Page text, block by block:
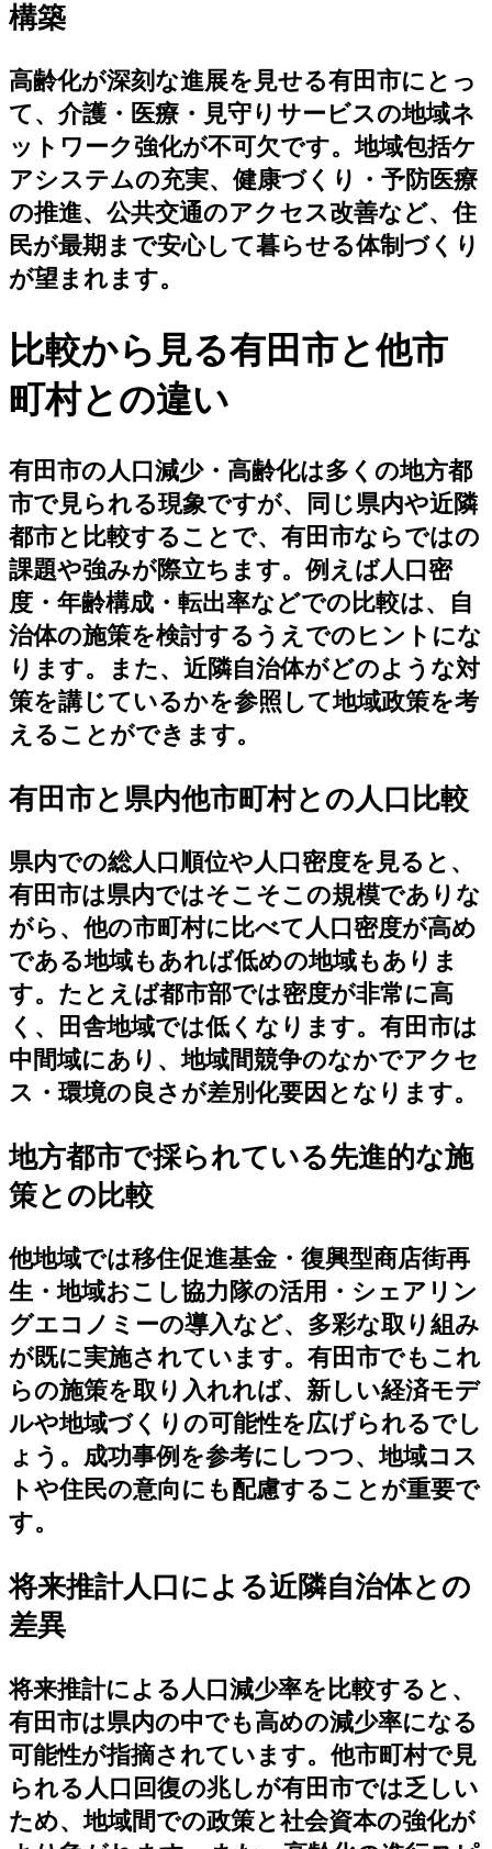
構築
高齢化が深刻な進展を見せる有田市にとっ
て、介護・医療・見守りサービスの地域ネ
ットワーク強化が不可欠です。地域包括ケ
アシステムの充実、健康づくり・予防医療
の推進、公共交通のアクセス改善など、住
民が最期まで安心して暮らせる体制づくり
が望まれます。
比較から見る有田市と他市
町村との違い
有田市の人口減少・高齢化は多くの地方都
市で見られる現象ですが、同じ県内や近隣
都市と比較することで、有田市ならではの
課題や強みが際立ちます。例えば人口密
度・年齢構成・転出率などでの比較は、自
治体の施策を検討するうえでのヒントにな
ります。また、近隣自治体がどのような対
策を講じているかを参照して地域政策を考
えることができます。
有田市と県内他市町村との人口比較
県内での総人口順位や人口密度を見ると、
有田市は県内ではそこそこの規模でありな
がら、他の市町村に比べて人口密度が高め
である地域もあれば低めの地域もありま
す。たとえば都市部では密度が非常に高
く、田舎地域では低くなります。有田市は
中間域にあり、地域間競争のなかでアクセ
ス・環境の良さが差別化要因となります。
地方都市で採られている先進的な施
策との比較
他地域では移住促進基金・復興型商店街再
生・地域おこし協力隊の活用・シェアリン
グエコノミーの導入など、多彩な取り組み
が既に実施されています。有田市でもこれ
らの施策を取り入れれば、新しい経済モデ
ルや地域づくりの可能性を広げられるでし
ょう。成功事例を参考にしつつ、地域コス
トや住民の意向にも配慮することが重要で
す。
将来推計人口による近隣自治体との
差異
将来推計による人口減少率を比較すると、
有田市は県内の中でも高めの減少率になる
可能性が指摘されています。他市町村で見
られる人口回復の兆しが有田市では乏しい
ため、地域間での政策と社会資本の強化が